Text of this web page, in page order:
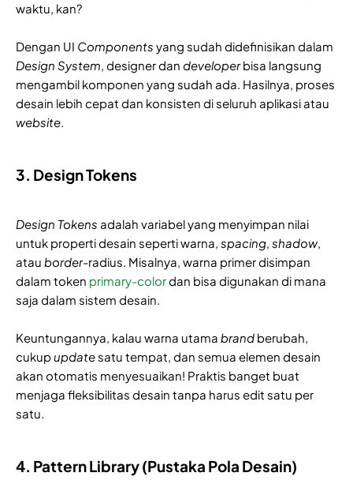
waktu, kan?
Dengan UI Components yang sudah didefinisikan dalam
Design System , designer dan developerbisa langsung
mengambil komponen yang sudah ada. Hasilnya, proses
desain lebih cepat dan konsisten di seluruh aplikasi atau
website
3. Design Tokens
Design Tokens adalah variabel yang menyimpan nilai
untuk properti desain seperti warna, spacing shadow,
atau border-radius. Misalnya, warna primer disimpan
dalam token primary-colordan bisa digunakan di mana
saja dalam sistem desain.
Keuntungannya, kalau warna utama brand berubah,
cukupupdate satu tempat, dan semua elemen desain
akan otomatis menyesuaikan! Praktis banget buat
menjaga fleksibilitas desain tanpa harus edit satu per
satu.
4. Pattern Library (Pustaka Pola Desain)